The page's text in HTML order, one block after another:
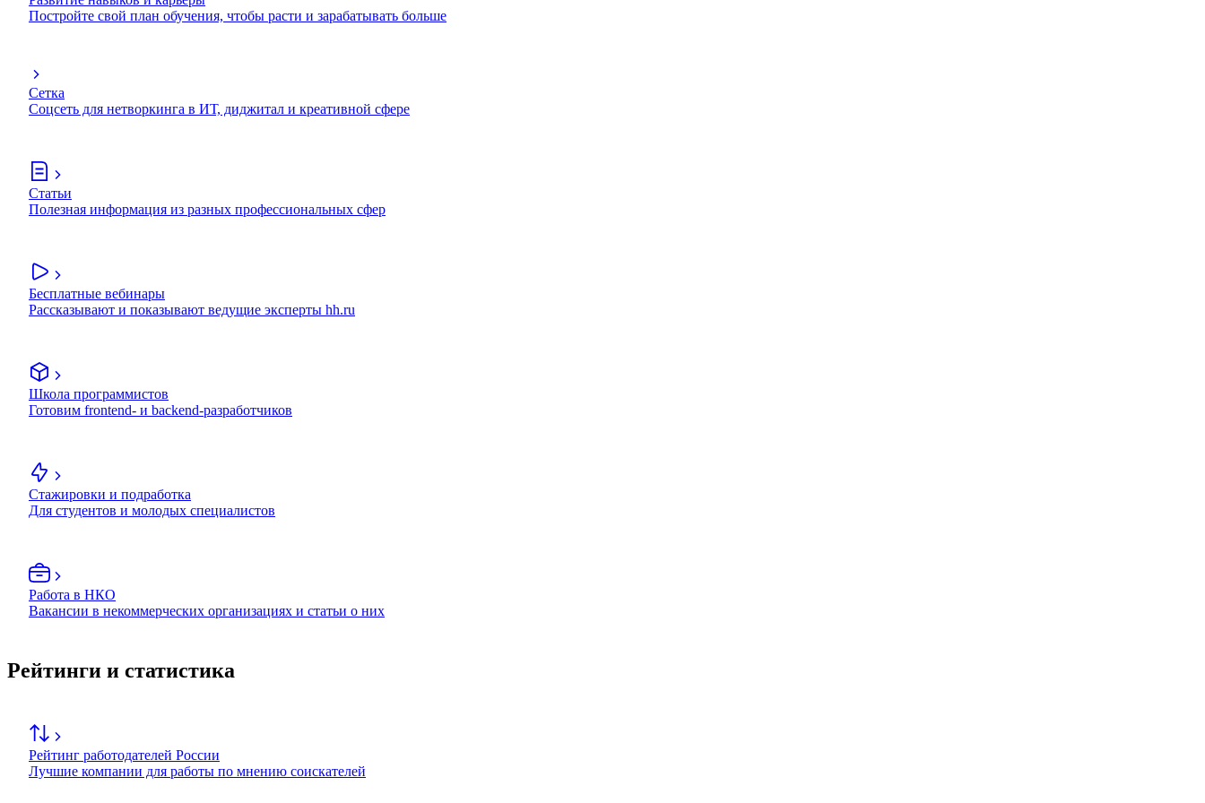
Постройте свой план обучения, чтобы расти и зарабатывать больше
Сетка
Соцсеть для нетворкинга в ИТ, диджитал и креативной сфере
Статьи
Полезная информация из разных профессиональных сфер
Бесплатные вебинары
Рассказывают и показывают ведущие эксперты hh.ru
Школа программистов
Готовим frontend- и backend-разработчиков
Стажировки и подработка
Для студентов и молодых специалистов
Работа в НКО
Вакансии в некоммерческих организациях и статьи о них
Рейтинги и статистика
Рейтинг работодателей России
Лучшие компании для работы по мнению соискателей